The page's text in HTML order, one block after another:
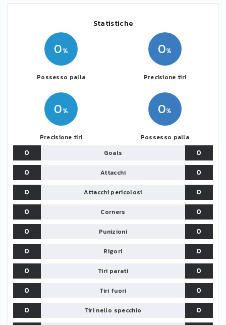
Statistiche
0
Possesso palla
0
Precisione tiri
0
Possesso palla
0
Precisione tiri
0 Goals
0
0
Attacchi
0
0
Attacchi pericolosi
0
0
Corners
0
0
Punizioni
0
0
Rigori
0
0
Tiri parati
0
0
Tiri fuori
0
0
Tiri nello specchio
0